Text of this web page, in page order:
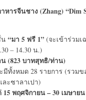
หารจีนชาง (Zhang) “Dim
น “มา 5 ฟรี 1” (จะเข้าร่วม
– 14.30 น.)
น (823 บาทสุทธิ/ท่าน)
มีทั้งหมด 28 รายการ (รวมข
ละซาลาเปา)
พฤศจิกายน – 30 เมษายน